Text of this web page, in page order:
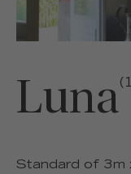
Luna
Standard of 3m